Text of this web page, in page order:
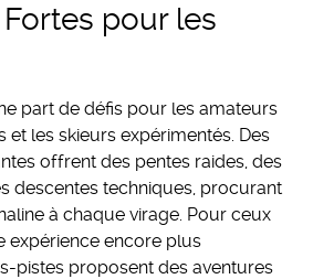
pour les
part de défis pour les amateurs
et les skieurs expérimentés. Des
offrent des pentes raides, des
descentes techniques, procurant
à chaque virage. Pour ceux
expérience encore plus
pistes proposent des aventures